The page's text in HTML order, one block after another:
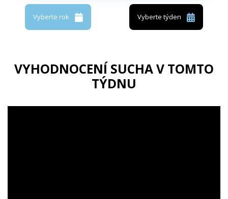
Vyberte rok Vyberte týden
VYHODNOCENÍ SUCHA V TOMTO
TÝDNU